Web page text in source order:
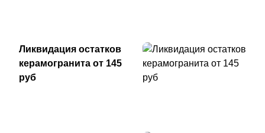
Ликвидация остатков
керамогранита от 145
руб